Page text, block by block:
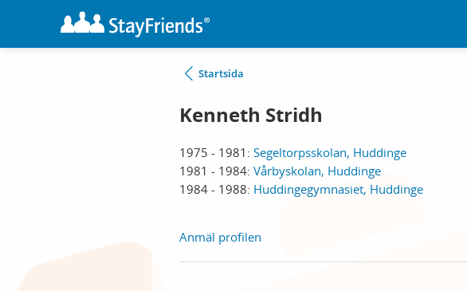
Startsida
Kenneth Stridh
1975 - 1981: Segeltorpsskolan, Huddinge
1981 - 1984: Vårbyskolan, Huddinge
1984 - 1988: Huddingegymnasiet, Huddinge
Anmäl profilen